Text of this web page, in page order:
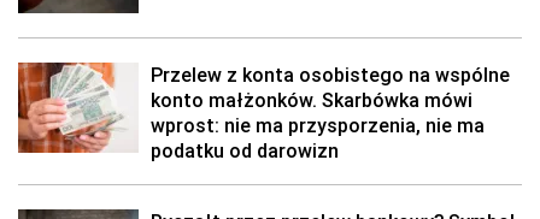
Przelew z konta osobistego na wspólne
konto małżonków. Skarbówka mówi
wprost: nie ma przysporzenia, nie ma
podatku od darowizn